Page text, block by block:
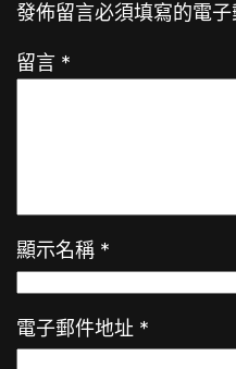
發佈留言必須填寫的電子
留言 *
顯示名稱 *
電子郵件地址 *